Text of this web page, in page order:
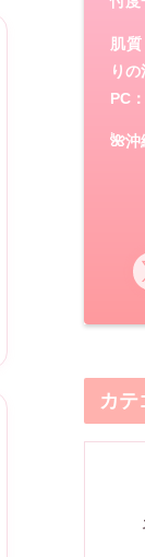
肌
り
PC
🌺沖
カテ